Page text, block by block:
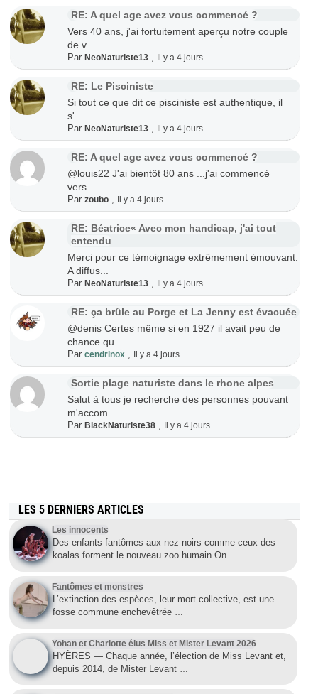
RE: A quel age avez vous commencé ?
Vers 40 ans, j'ai fortuitement aperçu notre couple
de v...
ParNeoNaturiste13 , Il y a 4 jours
RE: Le Pisciniste
Si tout ce que dit ce pisciniste est authentique, il
s'...
ParNeoNaturiste13 , Il y a 4 jours
RE: A quel age avez vous commencé ?
@louis22 J'ai bientôt 80 ans ...j'ai commencé
vers...
Parzoubo , Il y a 4 jours
RE: Béatrice« Avec mon handicap, j'ai tout
entendu
Merci pour ce témoignage extrêmement émouvant.
A diffus...
ParNeoNaturiste13 , Il y a 4 jours
RE: ça brûle au Porge et La Jenny est évacuée
@denis Certes même si en 1927 il avait peu de
chance qu...
Parcendrinox , Il y a 4 jours
Sortie plage naturiste dans le rhone alpes
Salut à tous je recherche des personnes pouvant
m'accom...
ParBlackNaturiste38 , Il y a 4 jours
LES 5 DERNIERS ARTICLES
Les innocents
Des enfants fantômes aux nez noirs comme ceux des
koalas forment le nouveau zoo humain.On …
Fantômes et monstres
L’extinction des espèces, leur mort collective, est une
fosse commune enchevêtrée …
Yohan et Charlotte élus Miss et Mister Levant 2026
HYÈRES — Chaque année, l’élection de Miss Levant et,
depuis 2014, de Mister Levant